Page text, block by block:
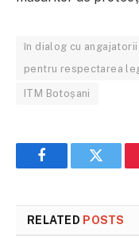
în dialog cu
pentru respectarea
ITM Botoșani
FacebookTwitter
RELATED POSTS